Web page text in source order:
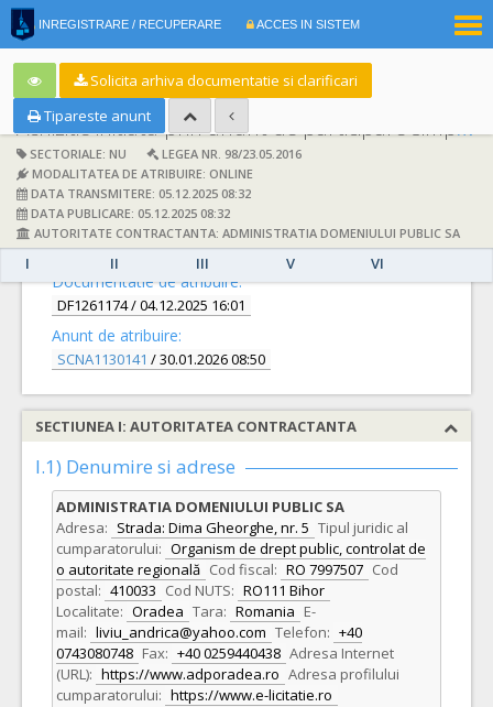
INREGISTRARE / RECUPERARE ACCES IN SISTEM
Solicita arhiva documentatie si clarificari
Tipareste anunt
Achizitie initiata prin anunt de participare simplificat:
SECTORIALE: NU
LEGEA NR. 98/23.05.2016
MODALITATEA DE ATRIBUIRE: ONLINE
DATA TRANSMITERE: 05.12.2025 08:32
DATA PUBLICARE: 05.12.2025 08:32
AUTORITATE CONTRACTANTA: ADMINISTRATIA DOMENIULUI PUBLIC SA
I II III V VI
DETALII
Documentatie de atribuire:
DF1261174/ 04.12.2025 16:01
Anunt de atribuire:
SCNA1130141 / 30.01.2026 08:50
SECTIUNEA I: AUTORITATEA CONTRACTANTA
I.1) Denumire si adrese
ADMINISTRATIA DOMENIULUI PUBLIC SA
Adresa: Strada: Dima Gheorghe, nr. 5 Tipul juridic al
cumparatorului: Organism de drept public, controlat de
o autoritate regională Cod fiscal: RO 7997507 Cod
postal: 410033 Cod NUTS: RO111 Bihor
Localitate: Oradea Tara: Romania E-
mail: liviu_andrica@yahoo.com Telefon: +40
0743080748 Fax: +40 0259440438 Adresa Internet
(URL): https://www.adporadea.ro Adresa profilului
cumparatorului: https://www.e-licitatie.ro